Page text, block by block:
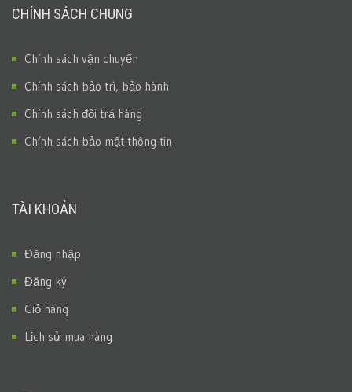
CHÍNH SÁCH CHUNG
Chính sách vận chuyển
Chính sách bảo trì, bảo hành
Chính sách đổi trả hàng
Chính sách bảo mật thông tin
TÀI KHOẢN
Đăng nhập
Đăng ký
Giỏ hàng
Lịch sử mua hàng